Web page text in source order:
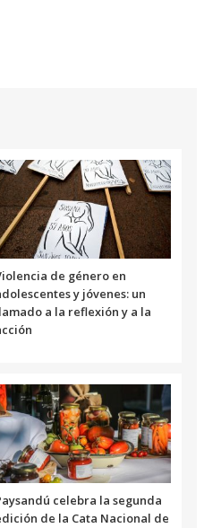
de género en
y jóvenes: un
a la reflexión y a la
celebra la segunda
de la Cata Nacional de